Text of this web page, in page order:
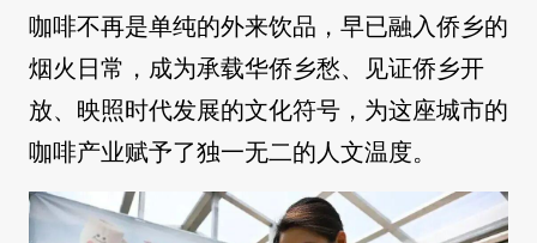
咖啡不再是单纯的外来饮品，早已融入侨乡的
烟火日常，成为承载华侨乡愁、见证侨乡开
放、映照时代发展的文化符号，为这座城市的
咖啡产业赋予了独一无二的人文温度。